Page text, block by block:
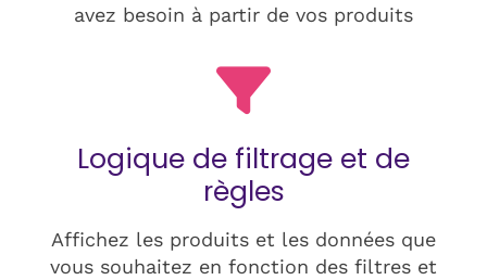
avez besoin à partir de vos produits
Logique de filtrage et de
règles
Affichez les produits et les données que
vous souhaitez en fonction des filtres et